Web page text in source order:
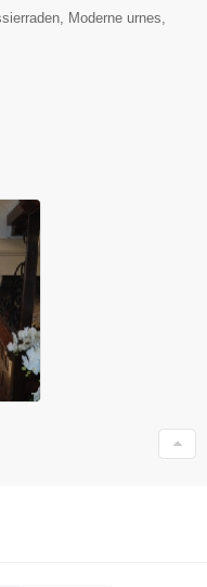
Moderne urnes,